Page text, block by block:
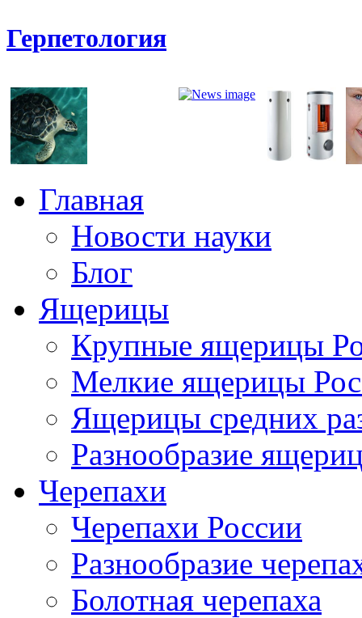
Герпетология
Главная
Новости науки
Блог
Ящерицы
Крупные ящерицы
Мелкие ящерицы
Ящерицы средних
Разнообразие
Черепахи
Черепахи России
Разнообразие
Болотная черепаха